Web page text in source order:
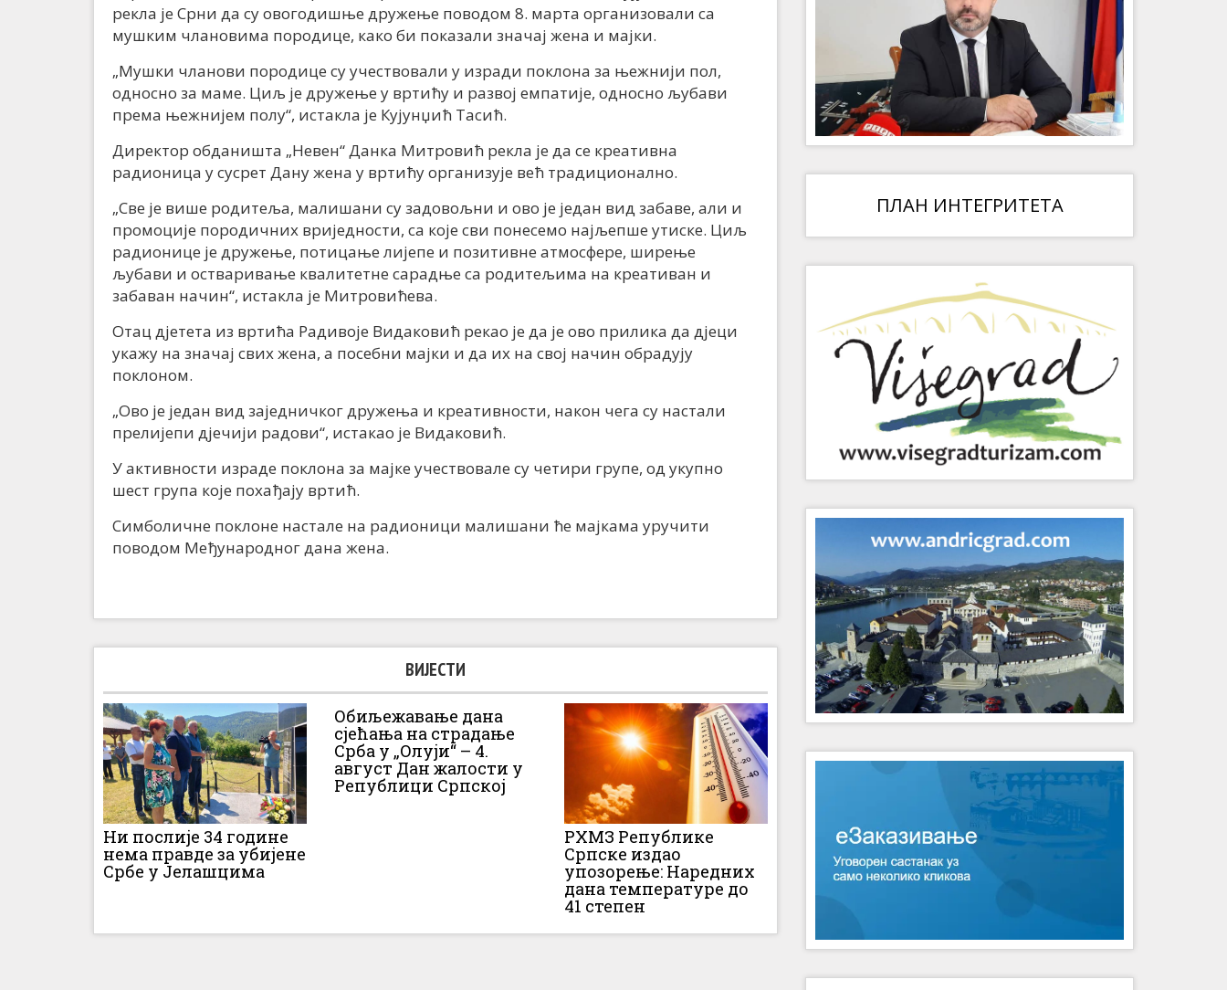
рекла је Срни да су овогодишње дружење поводом 8. марта организовали са
мушким члановима породице, како би показали значај жена и мајки.
„Мушки чланови породице су учествовали у изради поклона за њежнији пол,
односно за маме. Циљ је дружење у вртићу и развој емпатије, односно љубави
према њежнијем полу“, истакла је Кујунџић Тасић.
Директор обданишта „Невен“ Данка Митровић рекла је да се креативна
радионица у сусрет Дану жена у вртићу организује већ традиционално.
„Све је више родитеља, малишани су задовољни и ово је један вид забаве, али и
промоције породичних вриједности, са које сви понесемо најљепше утиске. Циљ
радионице је дружење, потицање лијепе и позитивне атмосфере, ширење
љубави и остваривање квалитетне сарадње са родитељима на креативан и
забаван начин“, истакла је Митровићева.
Отац дјетета из вртића Радивоје Видаковић рекао је да је ово прилика да дјеци
укажу на значај свих жена, а посебни мајки и да их на свој начин обрадују
поклоном.
„Ово је један вид заједничког дружења и креативности, након чега су настали
прелијепи дјечији радови“, истакао је Видаковић.
У активности израде поклона за мајке учествовале су четири групе, од укупно
шест група које похађају вртић.
Симболичне поклоне настале на радионици малишани ће мајкама уручити
поводом Међународног дана жена.
ВИЈЕСТИ
Ни послије 34 године
нема правде за убијене
Србе у Јелашцима
Обиљежавање дана
сјећања на страдање
Срба у „Олуји“ – 4.
август Дан жалости у
Републици Српској
РХМЗ Републике
Српске издао
упозорење: Наредних
дана температуре до
41 степен
ПЛАН ИНТЕГРИТЕТА